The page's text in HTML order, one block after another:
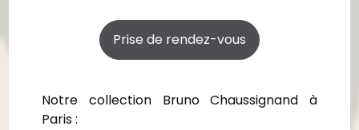
Prise de rendez-vous
Notre collection Bruno Chaussignand à
Paris :